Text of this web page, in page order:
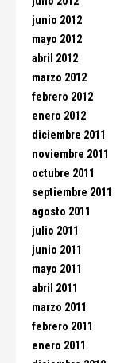
junio 2012
mayo 2012
abril 2012
marzo 2012
febrero 2012
enero 2012
diciembre 2011
noviembre 2011
octubre 2011
septiembre 2011
agosto 2011
julio 2011
junio 2011
mayo 2011
abril 2011
marzo 2011
febrero 2011
enero 2011